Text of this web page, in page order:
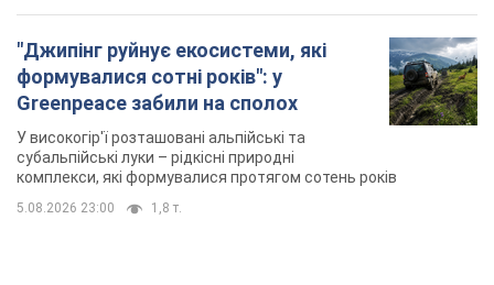
"Джипінг руйнує екосистеми, які
формувалися сотні років": у
Greenpeace забили на сполох
У високогір'ї розташовані альпійські та
субальпійські луки – рідкісні природні
комплекси, які формувалися протягом сотень років
5.08.2026 23:00 1,8 т.